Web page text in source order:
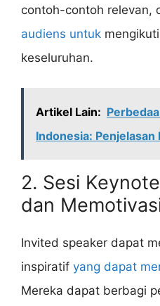
contoh-contoh relevan,
audiens untuk
keseluruhan.
Artikel Lain:
Indonesia: Penjelasan
2. Sesi
dan
Invited speaker dapat
inspiratif yang dapat
Mereka dapat berbagi